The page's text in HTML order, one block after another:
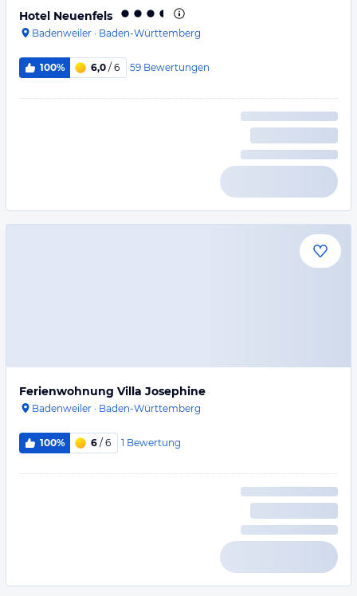
Hotel Neuenfels
Badenweiler · Baden-Württemberg
100% 6,0 / 6 59 Bewertungen
Ferienwohnung Villa Josephine
Badenweiler · Baden-Württemberg
100% 6 / 6 1 Bewertung